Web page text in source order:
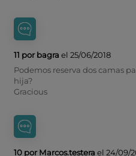
11 por bagra el 25/06/2018
Podemos reserva dos camas
hija?
Gracious
10 por Marcos.testera el 24/09/